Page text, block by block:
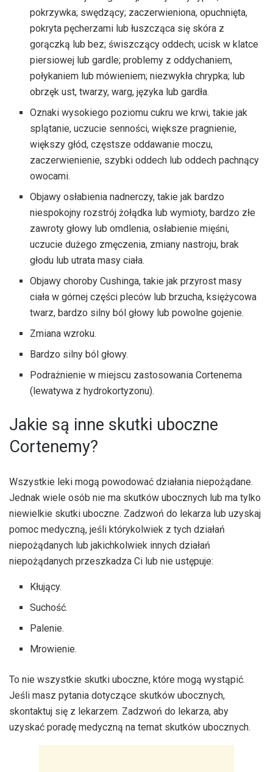
pokrzywka; swędzący; zaczerwieniona, opuchnięta,
pokryta pęcherzami lub łuszcząca się skóra z
gorączką lub bez; świszczący oddech; ucisk w klatce
piersiowej lub gardle; problemy z oddychaniem,
połykaniem lub mówieniem; niezwykła chrypka; lub
obrzęk ust, twarzy, warg, języka lub gardła.
Oznaki wysokiego poziomu cukru we krwi, takie jak
splątanie, uczucie senności, większe pragnienie,
większy głód, częstsze oddawanie moczu,
zaczerwienienie, szybki oddech lub oddech pachnący
owocami.
Objawy osłabienia nadnerczy, takie jak bardzo
niespokojny rozstrój żołądka lub wymioty, bardzo złe
zawroty głowy lub omdlenia, osłabienie mięśni,
uczucie dużego zmęczenia, zmiany nastroju, brak
głodu lub utrata masy ciała.
Objawy choroby Cushinga, takie jak przyrost masy
ciała w górnej części pleców lub brzucha, księżycowa
twarz, bardzo silny ból głowy lub powolne gojenie.
Zmiana wzroku.
Bardzo silny ból głowy.
Podrażnienie w miejscu zastosowania Cortenema
(lewatywa z hydrokortyzonu).
Jakie są inne skutki uboczne
Cortenemy?
Wszystkie leki mogą powodować działania niepożądane.
Jednak wiele osób nie ma skutków ubocznych lub ma tylko
niewielkie skutki uboczne. Zadzwoń do lekarza lub uzyskaj
pomoc medyczną, jeśli którykolwiek z tych działań
niepożądanych lub jakichkolwiek innych działań
niepożądanych przeszkadza Ci lub nie ustępuje:
Kłujący.
Suchość.
Palenie.
Mrowienie.
To nie wszystkie skutki uboczne, które mogą wystąpić.
Jeśli masz pytania dotyczące skutków ubocznych,
skontaktuj się z lekarzem. Zadzwoń do lekarza, aby
uzyskać poradę medyczną na temat skutków ubocznych.